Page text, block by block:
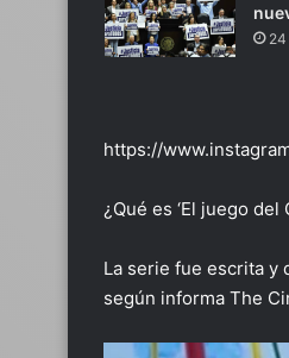
https://
¿Qué es ‘El juego del
La serie fue escrita y
según informa The